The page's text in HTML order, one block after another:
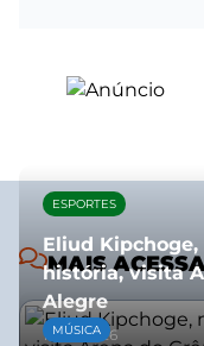
MAIS
ESPORTES
Eliud
história, visita
Alegre
10/07/2026
MÚSICA